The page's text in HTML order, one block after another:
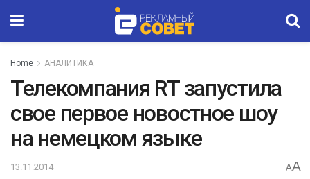
Home АНАЛИТИКА
Телекомпания RT запустила
свое первое новостное шоу
на немецком языке
13.11.2014 AA